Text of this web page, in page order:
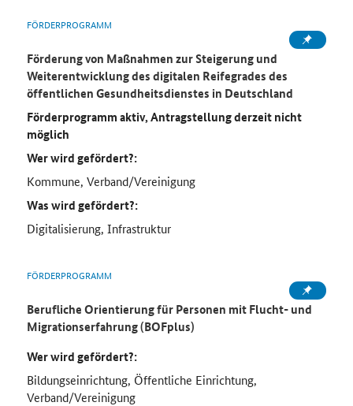
FÖRDERPROGRAMM
Förderung von Maßnahmen zur Steigerung und
Weiterentwicklung des digitalen Reifegrades des
öffentlichen Gesundheitsdienstes in Deutschland
Förderprogramm aktiv, Antragstellung derzeit nicht
möglich
Wer wird gefördert?:
Kommune, Verband/Vereinigung
Was wird gefördert?:
Digitalisierung, Infrastruktur
FÖRDERPROGRAMM
Berufliche Orientierung für Personen mit Flucht- und
Migrationserfahrung (BOFplus)
Wer wird gefördert?:
Bildungseinrichtung, Öffentliche Einrichtung,
Verband/Vereinigung